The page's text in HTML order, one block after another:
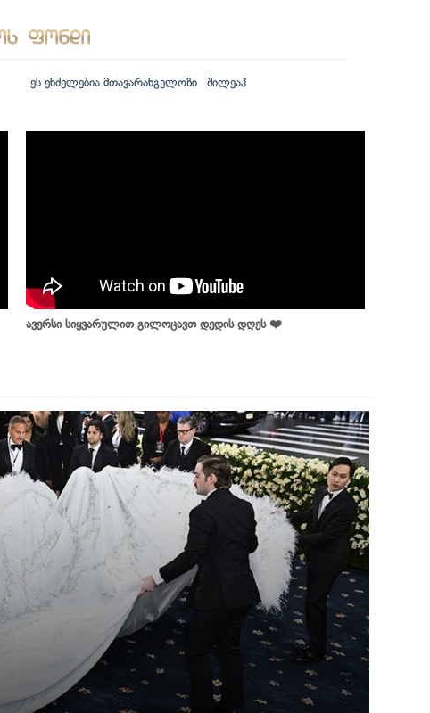
ეს ენძელებია მთავარანგელოზი შილეაჰ
ავერსი სიყვარულით გილოცავთ დედის დღეს ❤️